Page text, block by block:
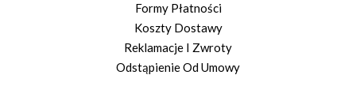
Formy Płatności
Koszty Dostawy
Reklamacje I Zwroty
Odstąpienie Od Umowy